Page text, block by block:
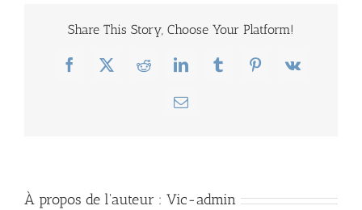
Share This Story, Choose Your Platform!
Facebook
X RedditLinkedInTumblrPinterest
Vk
Email
À propos de l'auteur : Vic-admin